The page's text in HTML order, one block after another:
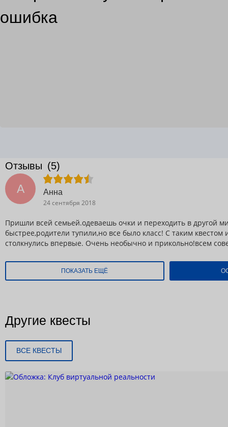
ошибка
Отзывы (5)
А
Анна
24 сентября 2018
Пришли всей семьей.одеваешь очки и переходить в другой
быстрее,родители тупили,но все было класс! С таким квестом
столкнулись впервые. Очень необычно и прикольно!всем
ПОКАЗАТЬ ЕЩЁ
Другие квесты
ВСЕ КВЕСТЫ